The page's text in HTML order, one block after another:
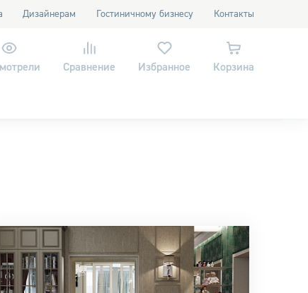
Дизайнерам Гостиничному бизнесу Контакты
Сравнение Избранное Корзина
Для натяжных
потолков
Большие